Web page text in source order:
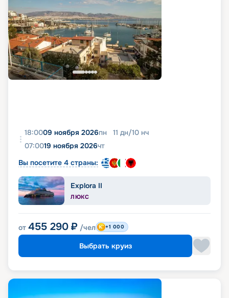
18:0009 ноября 2026пн 11 дн/10 нч
07:0019 ноября 2026чт
Вы посетите 4 страны:
Explora II
ЛЮКС
от 455 290 ₽ /чел +1 000
Выбрать круиз